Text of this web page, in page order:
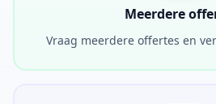
Meerdere
Vraag meerdere offertes en